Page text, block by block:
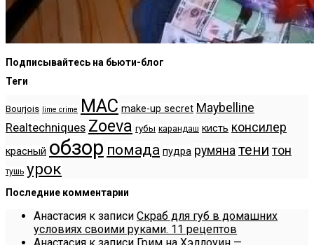
Подписывайтесь на бьюти-блог
Теги
Bourjois lime crime MAC make-up secret Maybelline
Realtechniques Zoeva губы карандаш кисть консилер
красный обзор помада пудра румяна тени тон
тушь урок
Последние комментарии
Анастасия к записи Скраб для губ в домашних
условиях своими руками. 11 рецептов
Анастасия к записи Грим на Хэллоуин —